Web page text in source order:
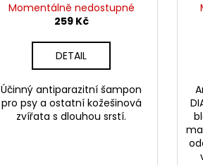
Momentálně nedostupné
259 Kč
DETAIL
Účinný antiparazitní šampon
pro psy a ostatní kožešinová
zvířata s dlouhou srstí.